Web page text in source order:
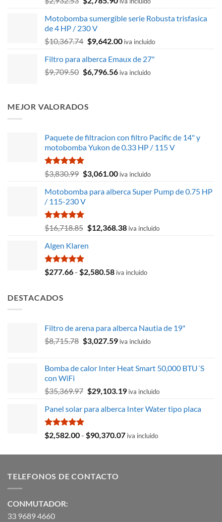
con
de 5
original
era:
$2,932.53.
actual
$2,785.90.
Motobomba sumergible serie Robusta trisfasica
de 4 HP / 230 V
$10,367.74 El
original
era:
$9,642.00El
actual
es:
iva incluido
Filtro para alberca Emaux de 27"
$9,709.50 El
era:
$6,796.56Eliva incluido
MEJOR VALORADOS
Paquete de filtracion con filtro Pacific de 14" y
motobomba Yukon de 0.33 HP / 115 V
Valorado
con
de 5
$3,830.99 El
original
era:
$3,830.99.
$3,061.00El
actual
iva incluido
Motobomba para alberca Super Pump de 0.75 HP
/ 115-230 V
Valorado
con
de 5
$16,718.85 El
original
$16,718.85.
$12,368.38El
$12,368.38.
iva incluido
Algen Klaren
Valorado
con
$277.66- $2,580.58Rango
$2,580.58
iva incluido
DESTACADOS
Filtro de arena para alberca Nautia de 19"
$8,715.78 El
era:
$3,027.59El
es:
iva incluido
Bomba de calor Inter Heat Smart 50,000 BTU´S
con WiFi
$35,369.97 El
original
$35,369.97.
$29,103.19El
actual
$29,103.19.
iva incluido
Panel solar para alberca Inter Water tipo placa
Valorado
con
$2,582.00- $90,370.07Rango
precios:
iva incluido
TELEFONOS DE CONTACTO
CONMUTADOR:
33 9689 4660